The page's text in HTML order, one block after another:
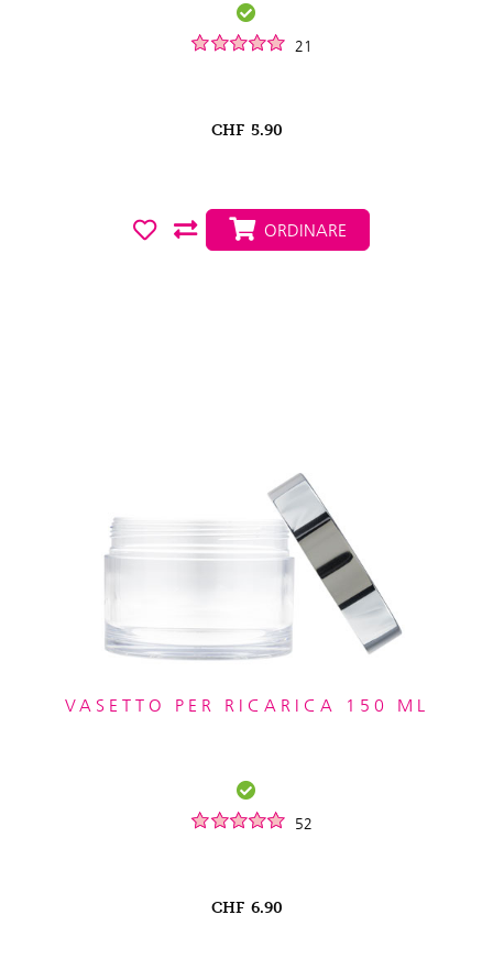
21
CHF 5.90
ORDINARE
VASETTO PER RICARICA 150 ML
52
CHF 6.90